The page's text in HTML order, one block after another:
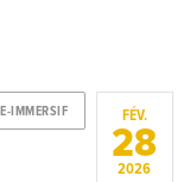
IMMERSIF FÉV.
28
2026